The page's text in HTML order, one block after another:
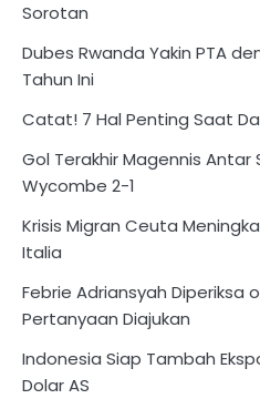
Sorotan
Dubes Rwanda Yakin PTA
Tahun Ini
Catat! 7 Hal Penting Saat
Gol Terakhir Magennis
Wycombe 2-1
Krisis Migran Ceuta
Italia
Febrie Adriansyah Diperiksa
Pertanyaan Diajukan
Indonesia Siap Tambah
Dolar AS